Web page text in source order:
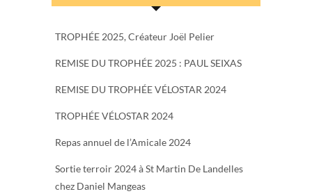
TROPHÉE 2025, Créateur Joël Pelier
REMISE DU TROPHÉE 2025 : PAUL SEIXAS
REMISE DU TROPHÉE VÉLOSTAR 2024
TROPHÉE VÉLOSTAR 2024
Repas annuel de l’Amicale 2024
Sortie terroir 2024 à St Martin De Landelles
chez Daniel Mangeas